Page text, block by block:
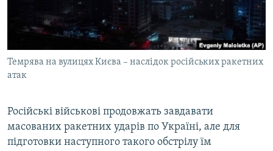
СВІДЧЕННЯ ОКУПАЦІЇ
УКРАЇНСЬКА ПРОБЛЕМА КРИМУ
Qırımtatar
Темрява на вулицях Києва – наслідок російських ракетних
атак
Російські військові продовжать завдавати
масованих ракетних ударів по Україні, але для
підготовки наступного такого обстрілу їм